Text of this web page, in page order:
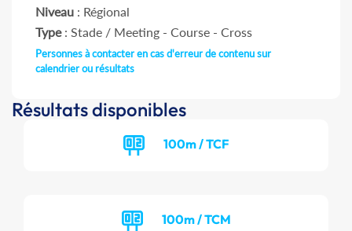
Niveau : Régional
Type: Stade / Meeting - Course - Cross
Personnes à contacter en cas d'erreur de contenu sur
calendrier ou résultats
Résultats disponibles
100m / TCF
100m / TCM